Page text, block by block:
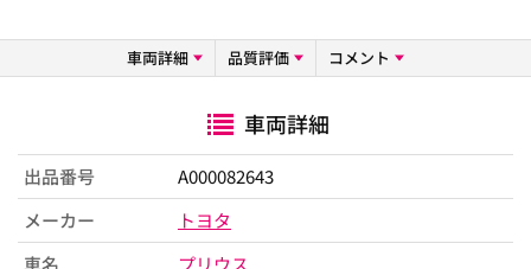
車両詳細 品質評価 コメント
車両詳細
出品番号
A000082643
メーカー
トヨタ
車名
プリウス